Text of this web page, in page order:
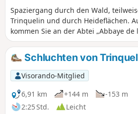
Spaziergang durch den Wald,
Trinquelin und durch Heideflächen.
kommen Sie an der Abtei „Abbaye de
vorbei.
Schluchten von
Visorando-Mitglied
6,91 km
+144 m
-153 m
2:25 Std.
Leicht